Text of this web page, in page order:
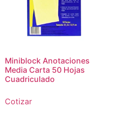
Miniblock Anotaciones
Media Carta 50 Hojas
Cuadriculado
Cotizar